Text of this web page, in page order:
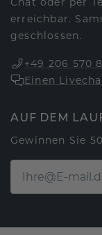
erreichbar.
geschlossen.
+49 206 570
Einen
AUF DEM
Gewinnen Sie